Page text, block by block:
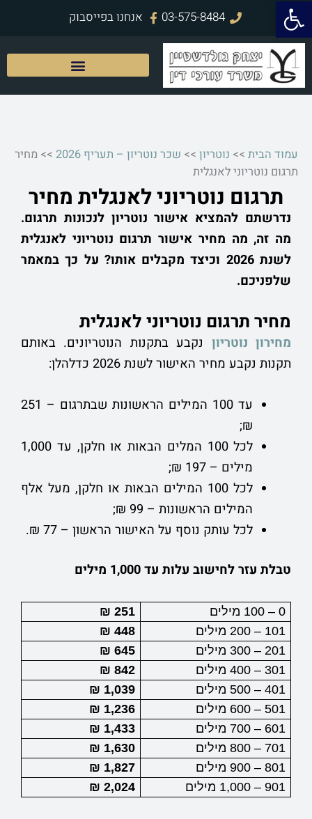
פתח סרגל נגישות
דילוג
לתוכן
03-575-8484 אנחנו בפייסבוק
עמוד הבית >> נוטריון >> שכר נוטריון – תעריף 2026 >> מחיר
תרגום נוטריוני לאנגלית
תרגום נוטריוני לאנגלית מחיר
נדרשתם להמציא אישור נוטריון לנכונות תרגום.
מה זה, מה מחיר אישור תרגום נוטריוני לאנגלית
לשנת 2026 וכיצד מקבלים אותו? על כך במאמר
שלפניכם.
מחיר תרגום נוטריוני לאנגלית
מחירון נוטריון נקבע בתקנות הנוטריונים. באותם
תקנות נקבע מחיר האישור לשנת 2026 כדלהלן:
עד 100 המילים הראשונות שבתרגום – 251
₪;
לכל 100 המלים הבאות או חלקן, עד 1,000
מילים – 197 ₪;
לכל 100 המילים הבאות או חלקן, מעל אלף
המילים הראשונות – 99 ₪;
לכל עותק נוסף על האישור הראשון – 77 ₪.
טבלת עזר לחישוב עלות עד 1,000 מילים
0 – 100 מילים
251 ₪
101 – 200 מילים
448 ₪
201 – 300 מילים
645 ₪
301 – 400 מילים
842 ₪
401 – 500 מילים
1,039 ₪
501 – 600 מילים
1,236 ₪
601 – 700 מילים
1,433 ₪
701 – 800 מילים
1,630 ₪
801 – 900 מילים
1,827 ₪
901 – 1,000 מילים
2,024 ₪